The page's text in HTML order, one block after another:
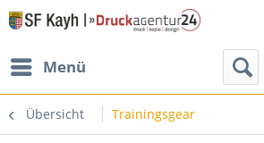
Menü
Übersicht Trainingsgear